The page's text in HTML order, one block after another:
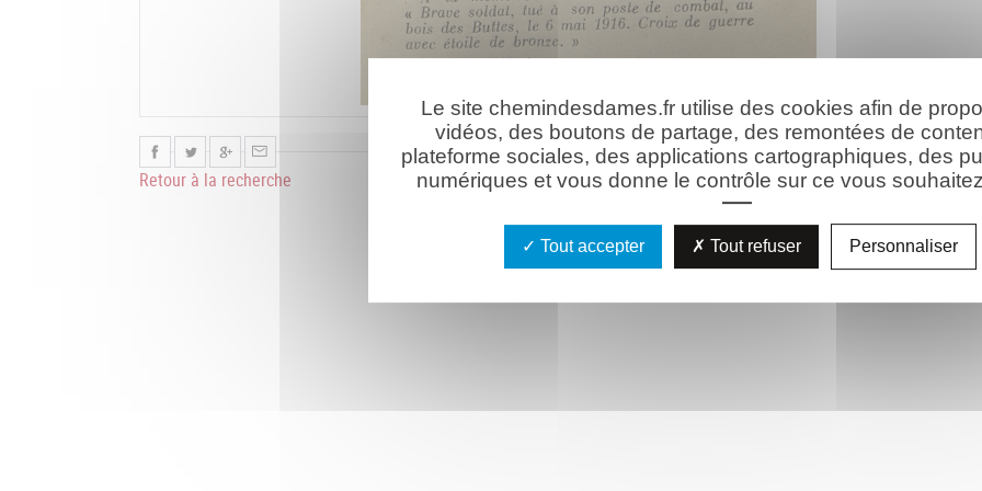
Retour à la recherche
Le site chemindesdames.fr utilise des cookies afin de
vidéos, des boutons de partage, des remontées de
plateforme sociales, des applications cartographiques, des
numériques et vous donne le contrôle sur ce vous
Tout accepter Tout refuser Personnaliser